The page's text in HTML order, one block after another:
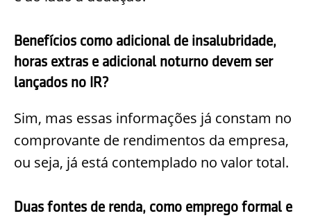
Benefícios como adicional de insalubridade,
horas extras e adicional noturno devem ser
lançados no IR?
Sim, mas essas informações já constam no
comprovante de rendimentos da empresa,
ou seja, já está contemplado no valor total.
Duas fontes de renda, como emprego formal e